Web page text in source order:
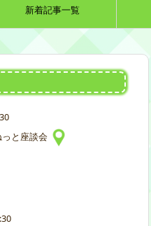
新着記事一覧
っと座談会